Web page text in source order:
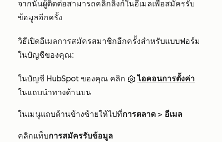
จากนั้นผู้ติดต่อสามารถคลิกลิงก์ในอีเมลเพื่อสมัครรับ
ข้อมูลอีกครั้ง
วิธีเปิดอีเมลการสมัครสมาชิกอีกครั้งสำหรับแบบฟอร์ม
ในบัญชีของคุณ:
ในบัญชี HubSpot ของคุณ คลิก
ไอคอนการตั้งค่า
ในแถบนำทางด้านบน
ในเมนูแถบด้านข้างซ้ายให้ไปที่การตลาด > อีเมล
คลิกแท็บการสมัครรับข้อมูล